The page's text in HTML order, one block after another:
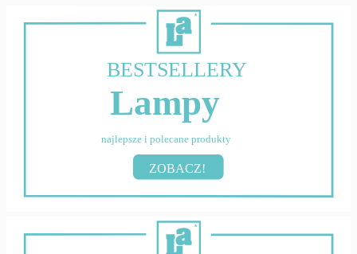
BESTSELLERY
Lampy
najlepsze i polecane produkty
ZOBACZ!